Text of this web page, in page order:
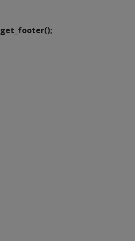
get_footer();